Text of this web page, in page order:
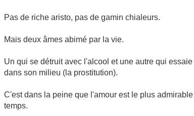
Pas de riche aristo, pas de gamin chialeurs.
Mais deux âmes abimé par la vie.
Un qui se détruit avec l'alcool et une autre qui
dans son milieu (la prostitution).
C'est dans la peine que l'amour est le plus
temps.